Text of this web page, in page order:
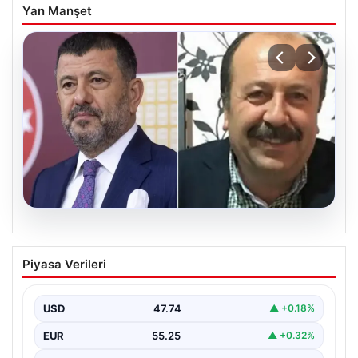
Yan Manşet
Veli Ağbaba’nın ağabeyi Hür Ağbaba
tutuklandı
Piyasa Verileri
USD 47.74 ▲ +0.18%
EUR 55.25 ▲ +0.32%